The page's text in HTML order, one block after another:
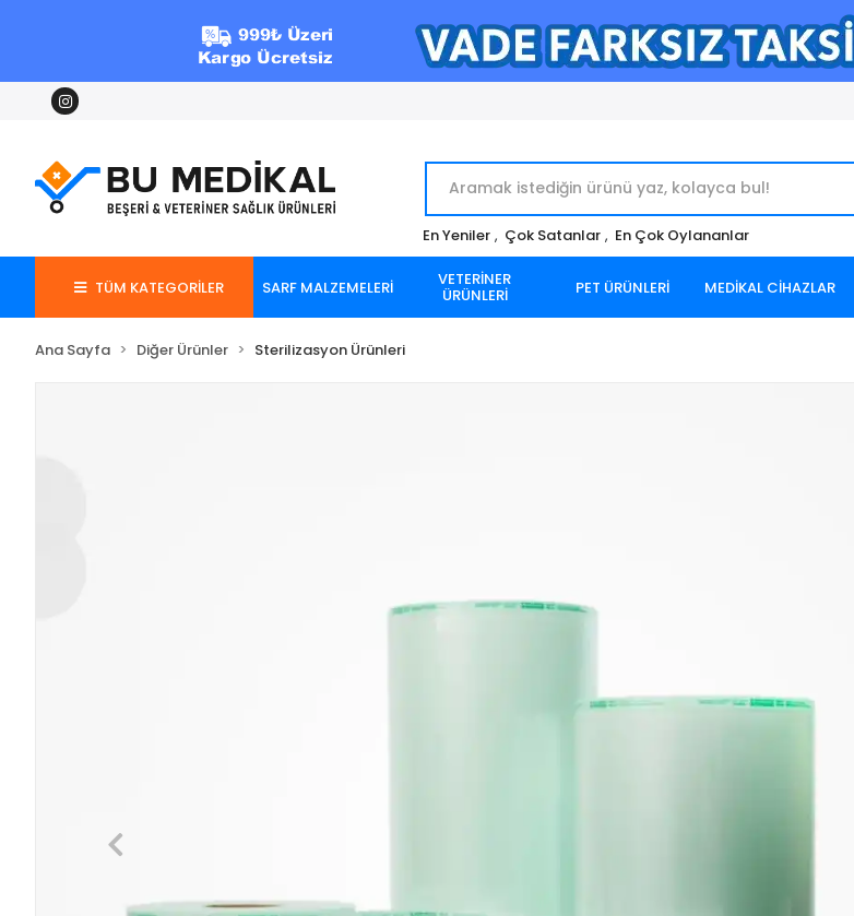
En Yeniler , Çok Satanlar , En Çok Oylananlar
TÜM KATEGORİLER SARF MALZEMELERİ VETERİNER
ÜRÜNLERİ PET ÜRÜNLERİ MEDİKAL CİHAZLAR
Ana Sayfa Diğer Ürünler Sterilizasyon Ürünleri